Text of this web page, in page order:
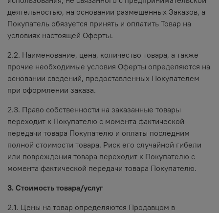
деятельностью, на основании размещенных Заказов, а
Покупатель обязуется принять и оплатить Товар на
условиях настоящей Оферты.
2.2. Наименование, цена, количество товара, а также
прочие необходимые условия Оферты определяются на
основании сведений, предоставленных Покупателем
при оформлении заказа.
2.3. Право собственности на заказанные товары
переходит к Покупателю с момента фактической
передачи товара Покупателю и оплаты последним
полной стоимости товара. Риск его случайной гибели
или повреждения товара переходит к Покупателю с
момента фактической передачи товара Покупателю.
3. Стоимость товара/услуг
2.1. Цены на товар определяются Продавцом в